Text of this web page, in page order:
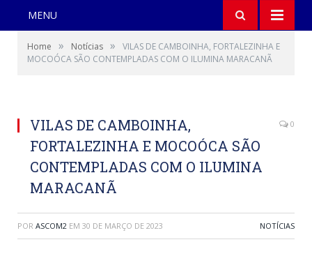
MENU
Home » Notícias »
VILAS DE CAMBOINHA, FORTALEZINHA E
MOCOÓCA SÃO CONTEMPLADAS COM O ILUMINA MARACANÃ
VILAS DE CAMBOINHA,
FORTALEZINHA E MOCOÓCA SÃO
CONTEMPLADAS COM O ILUMINA
MARACANÃ
0
POR ASCOM2 EM 30 DE MARÇO DE 2023 NOTÍCIAS